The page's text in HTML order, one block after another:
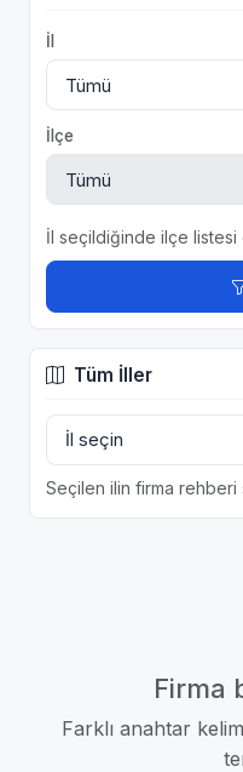
İl
İlçe
İl seçildiğinde ilçe listesi
Tüm İller
Seçilen ilin firma rehberi
Firma
Farklı anahtar